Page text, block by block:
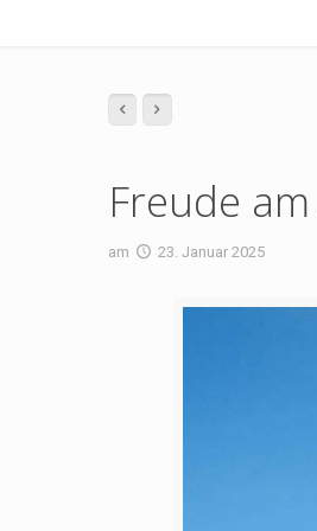
Freude
am 23. Januar 2025